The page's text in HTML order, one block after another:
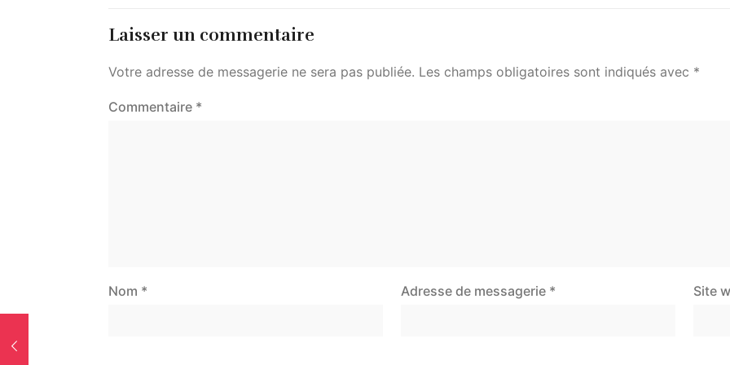
Laisser un commentaire
Votre adresse de messagerie ne sera pas publiée. Les champs obligatoires sont indiqués avec *
Commentaire *
Nom * Adresse de messagerie * Site